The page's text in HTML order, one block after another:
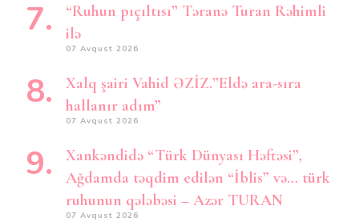
“Ruhun pıçıltısı” Təranə Turan Rəhimli
ilə
07 Avqust 2026
Xalq şairi Vahid ƏZİZ.”Eldə ara-sıra
hallanır adım”
07 Avqust 2026
Xankəndidə “Türk Dünyası Həftəsi”,
Ağdamda təqdim edilən “İblis” və… türk
ruhunun qələbəsi – Azər TURAN
07 Avqust 2026